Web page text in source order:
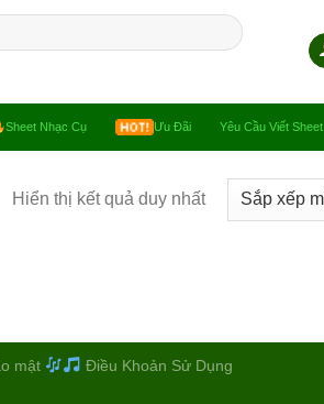
Sheet Nhạc Cụ Ưu Đãi Yêu Cầu Viết Sheet
Hiển thị kết quả duy nhất
mật Điều Khoản Sử Dụng